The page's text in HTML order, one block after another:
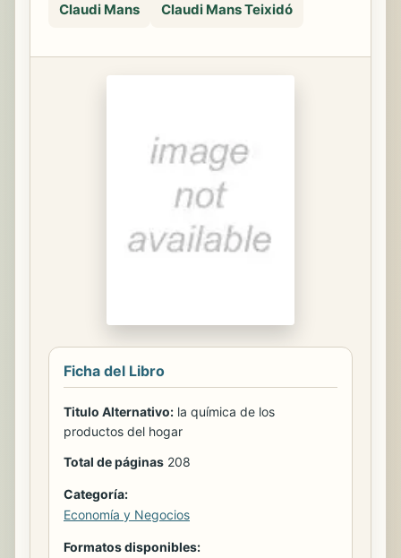
Claudi Mans Claudi Mans Teixidó
Ficha del Libro
Titulo Alternativo: la química de los
productos del hogar
Total de páginas 208
Categoría:
Economía y Negocios
Formatos disponibles: